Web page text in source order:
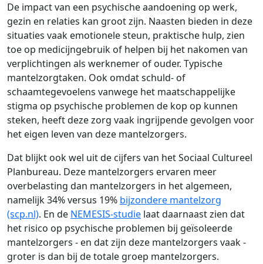
De impact van een psychische aandoening op werk,
gezin en relaties kan groot zijn. Naasten bieden in deze
situaties vaak emotionele steun, praktische hulp, zien
toe op medicijngebruik of helpen bij het nakomen van
verplichtingen als werknemer of ouder. Typische
mantelzorgtaken. Ook omdat schuld- of
schaamtegevoelens vanwege het maatschappelijke
stigma op psychische problemen de kop op kunnen
steken, heeft deze zorg vaak ingrijpende gevolgen voor
het eigen leven van deze mantelzorgers.
Dat blijkt ook wel uit de cijfers van het Sociaal Cultureel
Planbureau. Deze mantelzorgers ervaren meer
overbelasting dan mantelzorgers in het algemeen,
namelijk 34% versus 19% bijzondere mantelzorg
(scp.nl). En de NEMESIS-studie laat daarnaast zien dat
het risico op psychische problemen bij geïsoleerde
mantelzorgers - en dat zijn deze mantelzorgers vaak -
groter is dan bij de totale groep mantelzorgers.